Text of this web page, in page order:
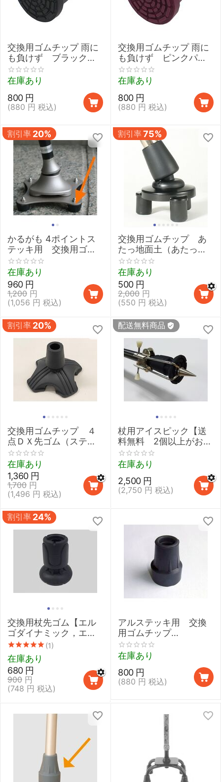
交換用ゴムチップ 雨に
も負けず ブラック
【ささえ京友禅 雨にも
負けず用／
16mm~17.5mm／ステ
ッキ用先ゴム／杖用先
ゴム】
在庫あり
800 円
(880 円 税込)
交換用ゴムチップ 雨に
も負けず ピンクパー
プル【ささえ京友禅 雨
にも負けず用／
16mm~17.5mm／ステ
ッキ用先ゴム／杖用先
ゴム】
在庫あり
800 円
(880 円 税込)
割引率 20%
かるがも 4ポイントス
テッキ用 交換用ゴム
チップ（4個入り）
在庫あり
1,200 円
960 円
(1,056 円 税込)
割引率75%
交換用ゴムチップ あ
たっ地面土（あたっち
めんと）【19mm／
22mm対応 Flexi-Tip ア
ウトレット】
在庫あり
2,000 円
500 円
(550 円 税込)
割引率 20%
交換用ゴムチップ ４
点ＤＸ先ゴム（ステッ
キ）【16mm／19mm用
フジホーム】
在庫あり
1,700 円
1,360 円
(1,496 円 税込)
配送無料商品
杖用アイスピック【送
料無料 2個以上がお
得】【杖用スパイク 雪
国用アタッチメント 寒
冷地用先ゴム ケイホス
ピア】
在庫あり
2,500 円
(2,750 円 税込)
割引率 24%
交換用杖先ゴム【エル
ゴダイナミック，エル
ゴテック（2），オプテ
ィコンフォート（2）用
／FDI／ステッキ／杖】
(1)
在庫あり
900 円
680 円
(748 円 税込)
アルステッキ用 交換
用ゴムチップ
（19mm）
在庫あり
800 円
(880 円 税込)